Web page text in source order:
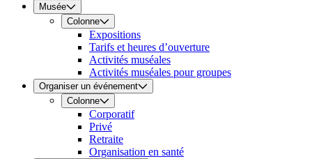
Musée
Colonne
Expositions
Tarifs et heures d’ouverture
Activités muséales
Activités muséales pour groupes
Organiser un événement
Colonne
Corporatif
Privé
Retraite
Organisation en santé